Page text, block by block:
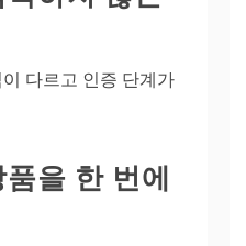
다르고 인증 단계가
을 한 번에